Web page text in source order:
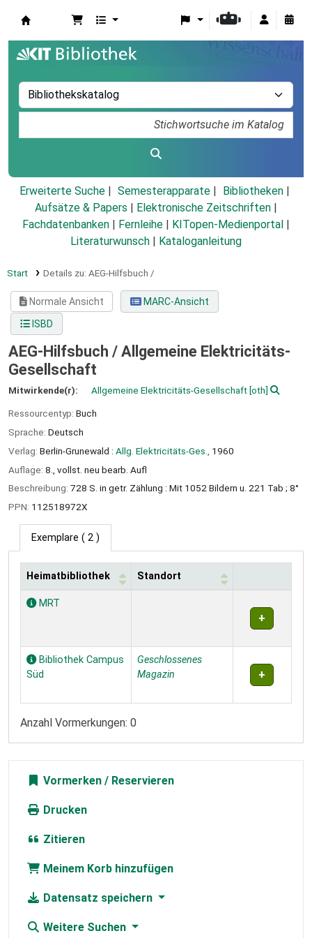
Erweiterte Suche Semesterapparate
Bibliotheken
Aufsätze & Papers
Elektronische Zeitschriften
Fachdatenbanken
Fernleihe KITopen-Medienportal
Literaturwunsch
Kataloganleitung
Start Details zu: AEG-Hilfsbuch /
Normale Ansicht
MARC-Ansicht
ISBD
AEG-Hilfsbuch / Allgemeine Elektricitäts-
Gesellschaft
Mitwirkende(r): Allgemeine Elektricitäts-Gesellschaft [oth]
Ressourcentyp: Buch
Sprache: Deutsch
Verlag: Berlin-Grunewald : Allg. Elektricitäts-Ges.,
1960
Auflage: 8., vollst. neu bearb. Aufl
Beschreibung: 728 S. in getr. Zählung : Mit 1052 Bildern u. 221 Tab ; 8°
PPN: 112518972X
Exemplare ( 2 )
Exemplare
Heimatbibliothek Standort
MRT
Bibliothek Campus
Süd
Geschlossenes
Magazin
Anzahl Vormerkungen: 0
Vormerken
Drucken
Zitieren
Meinem Korb hinzufügen
Datensatz speichern
Weitere Suchen